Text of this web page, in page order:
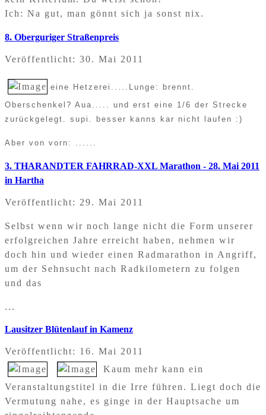
Ich: Na gut, man gönnt sich ja sonst nix.
8. Oberguriger Straßenpreis
Veröffentlicht: 30. Mai 2011
eine Hetzerei.....Lunge: brennt.
Oberschenkel? Aua..... und erst eine 1/6 der Strecke
zurückgelegt. supi. besser kanns kar nicht laufen :)
Aber von vorn: ......
3. THARANDTER FAHRRAD-XXL Marathon - 28. Mai 2011
in Hartha
Veröffentlicht: 29. Mai 2011
Selbst wenn wir noch lange nicht die Form unserer
erfolgreichen Jahre erreicht haben, nehmen wir
doch hin und wieder einen Radmarathon in Angriff,
um der Sehnsucht nach Radkilometern zu folgen
und das
...
Lausitzer Blütenlauf in Kamenz
Veröffentlicht: 16. Mai 2011
Kaum mehr kann ein
Veranstaltungstitel in die Irre führen. Liegt doch die
Vermutung nahe, es ginge in der Hauptsache um